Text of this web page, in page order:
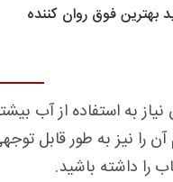
فوق روان کننده
به استفاده از آب
را نیز به طور قابل
را داشته باشید.